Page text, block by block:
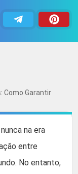
Como Garantir
na era
entre
No entanto,